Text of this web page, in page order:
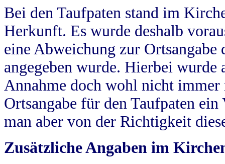
Bei den Taufpaten stand im
Herkunft. Es wurde deshalb
eine Abweichung zur
angegeben wurde. Hierbei wurde
Annahme doch wohl nicht
Ortsangabe für den Taufpaten
man aber von der Richtigkeit
Zusätzliche Angaben im